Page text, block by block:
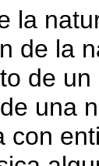
la
de la
de
una
con